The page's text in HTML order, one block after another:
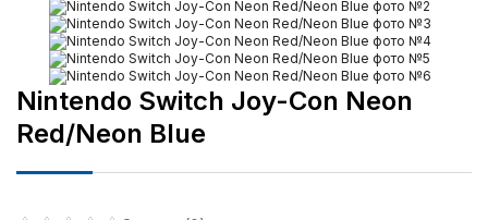
Nintendo Switch Joy-Con Neon
Red/Neon Blue